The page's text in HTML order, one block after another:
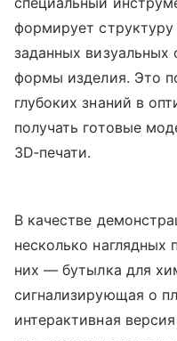
формирует
заданных
формы изделия. Это
глубоких знаний в
получать готовые
3D‑печати.
В качестве
несколько
них — бутылка для
сигнализирующая о
интерактивная